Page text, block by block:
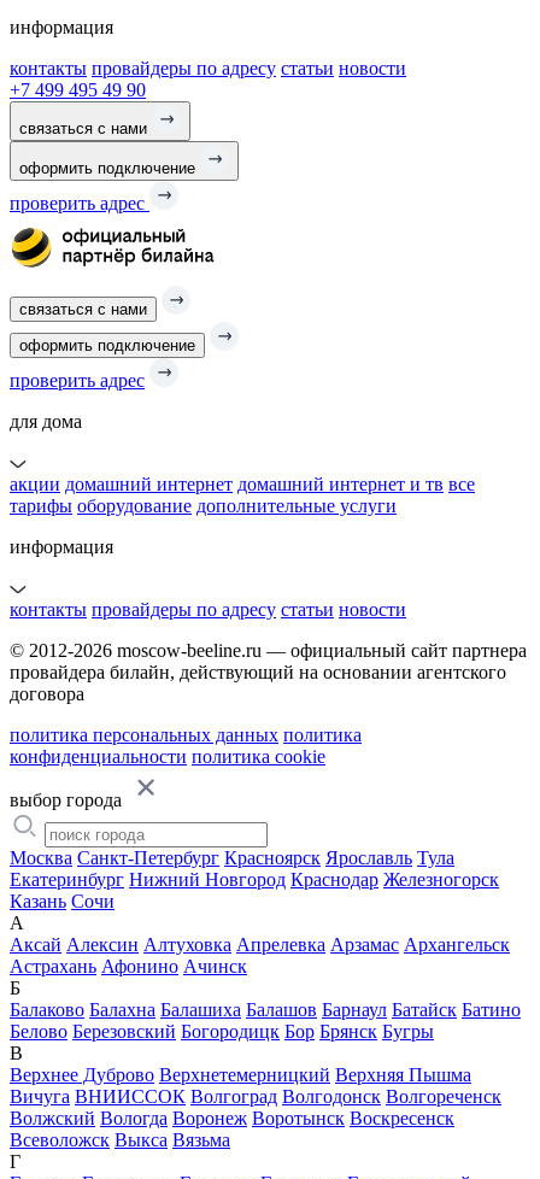
информация
контакты провайдеры по адресу статьи новости
+7 499 495 49 90
связаться с нами
оформить подключение
проверить адрес
связаться с нами
оформить подключение
проверить адрес
для дома
акции домашний интернет домашний интернет и тв все
тарифы оборудование дополнительные услуги
информация
контакты провайдеры по адресу статьи новости
© 2012-2026 moscow-beeline.ru — официальный сайт партнера
провайдера билайн, действующий на основании агентского
договора
политика персональных данных политика
конфиденциальности политика cookie
выбор города
Москва Санкт-Петербург Красноярск Ярославль Тула
Екатеринбург Нижний Новгород Краснодар Железногорск
Казань Сочи
А
Аксай Алексин Алтуховка Апрелевка Арзамас Архангельск
Астрахань Афонино Ачинск
Б
Балаково Балахна Балашиха Балашов Барнаул Батайск Батино
Белово Березовский Богородицк Бор Брянск Бугры
В
Верхнее Дуброво Верхнетемерницкий Верхняя Пышма
Вичуга ВНИИССОК Волгоград Волгодонск Волгореченск
Волжский Вологда Воронеж Воротынск Воскресенск
Всеволожск Выкса Вязьма
Г